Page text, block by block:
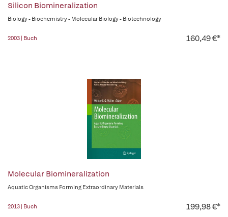
Silicon Biomineralization
Biology - Biochemistry - Molecular Biology - Biotechnology
2003 | Buch 160,49 €*
Molecular Biomineralization
Aquatic Organisms Forming Extraordinary Materials
2013 | Buch 199,98 €*